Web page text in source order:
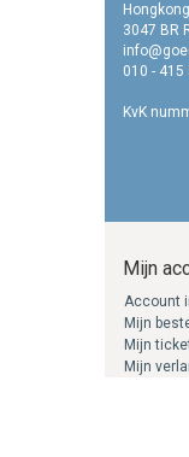
3047 BR
010 - 415
KvK
Mijn
Account
Mijn
Mijn
Mijn